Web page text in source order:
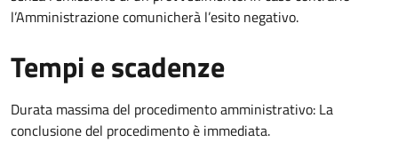
l’Amministrazione comunicherà l’esito negativo.
Tempi e scadenze
Durata massima del procedimento amministrativo: La
conclusione del procedimento è immediata.